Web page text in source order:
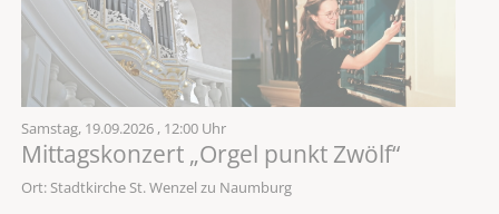
Samstag, 19.09.2026 , 12:00 Uhr
Mittagskonzert „Orgel punkt Zwölf“
Ort: Stadtkirche St. Wenzel zu Naumburg